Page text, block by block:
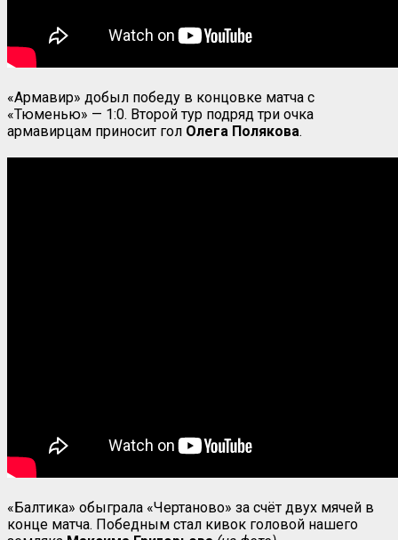
«Армавир» добыл победу в концовке матча с
«Тюменью» — 1:0. Второй тур подряд три очка
армавирцам приносит гол Олега Полякова.
«Балтика» обыграла «Чертаново» за счёт двух мячей в
конце матча. Победным стал кивок головой нашего